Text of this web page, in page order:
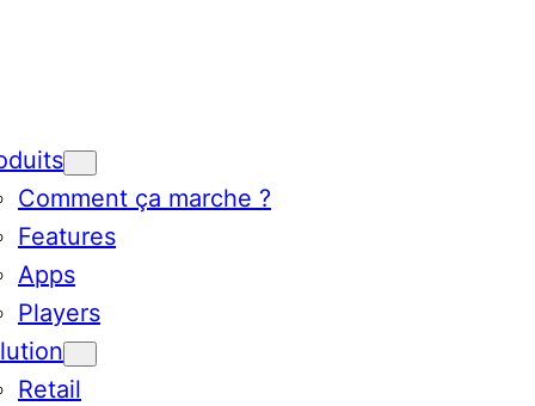
Comment ça marche ?
Features
Apps
Players
Retail